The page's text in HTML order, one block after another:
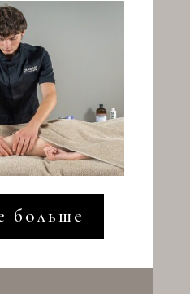
больше